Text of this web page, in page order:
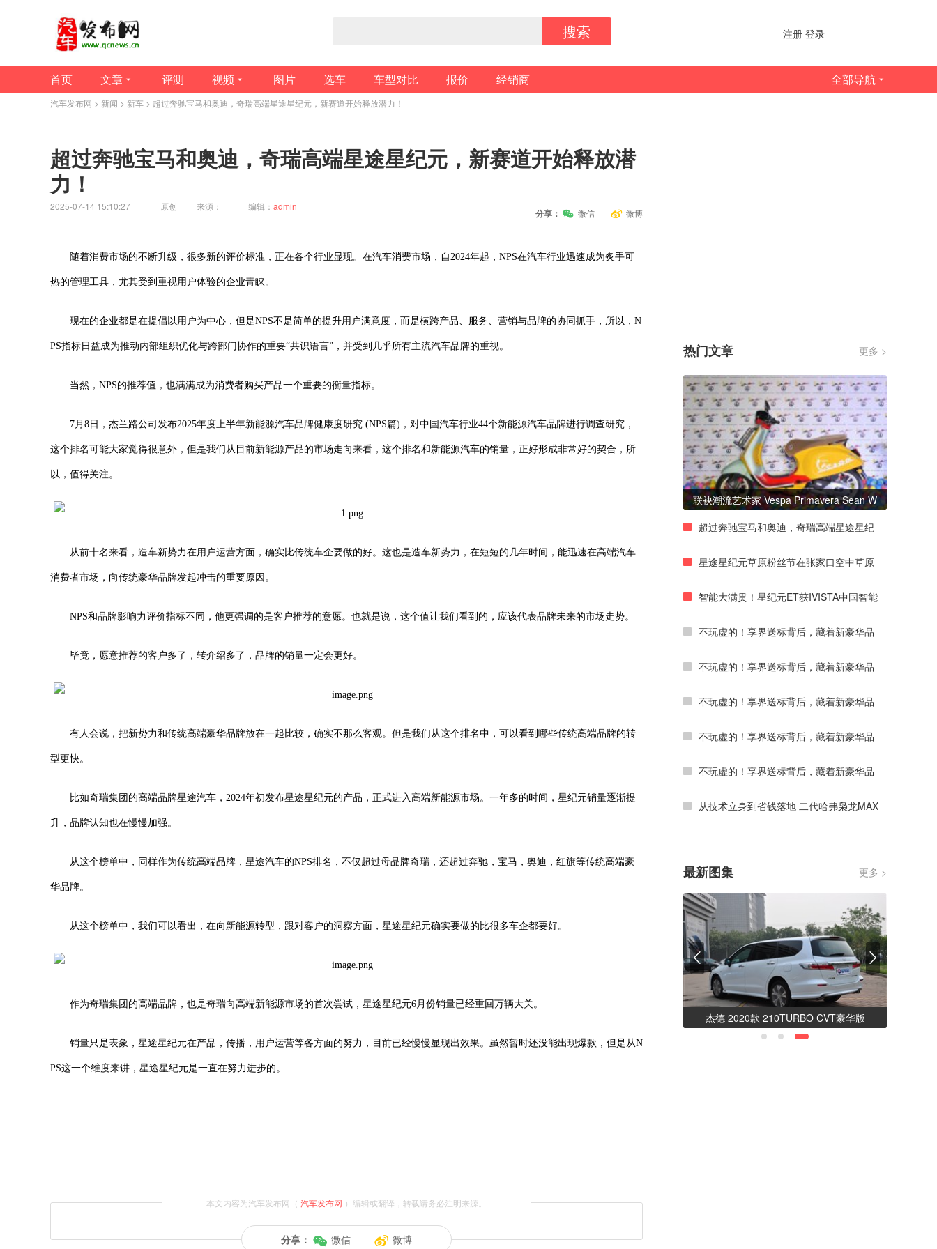
搜索 注册 登录
首页 文章 评测 视频 图片 选车 车型对比 报价 经销商 全部导航
汽车发布网 > 新闻 > 新车 > 超过奔驰宝马和奥迪，奇瑞高端星途星纪元，新赛道开始释放潜力！
超过奔驰宝马和奥迪，奇瑞高端星途星纪元，新赛道开始释放潜
力！
2025-07-14 15:10:27 原创 来源： 编辑： admin
分享： 微信 微博
随着消费市场的不断升级，很多新的评价标准，正在各个行业显现。在汽车消费市场，自2024年起，NPS在汽车行业迅速成为炙手可
热的管理工具，尤其受到重视用户体验的企业青睐。
现在的企业都是在提倡以用户为中心，但是NPS不是简单的提升用户满意度，而是横跨产品、服务、营销与品牌的协同抓手，所以，N
PS指标日益成为推动内部组织优化与跨部门协作的重要“共识语言”，并受到几乎所有主流汽车品牌的重视。
当然，NPS的推荐值，也满满成为消费者购买产品一个重要的衡量指标。
7月8日，杰兰路公司发布2025年度上半年新能源汽车品牌健康度研究 (NPS篇)，对中国汽车行业44个新能源汽车品牌进行调查研究，
这个排名可能大家觉得很意外，但是我们从目前新能源产品的市场走向来看，这个排名和新能源汽车的销量，正好形成非常好的契合，所
以，值得关注。
从前十名来看，造车新势力在用户运营方面，确实比传统车企要做的好。这也是造车新势力，在短短的几年时间，能迅速在高端汽车
消费者市场，向传统豪华品牌发起冲击的重要原因。
NPS和品牌影响力评价指标不同，他更强调的是客户推荐的意愿。也就是说，这个值让我们看到的，应该代表品牌未来的市场走势。
毕竟，愿意推荐的客户多了，转介绍多了，品牌的销量一定会更好。
有人会说，把新势力和传统高端豪华品牌放在一起比较，确实不那么客观。但是我们从这个排名中，可以看到哪些传统高端品牌的转
型更快。
比如奇瑞集团的高端品牌星途汽车，2024年初发布星途星纪元的产品，正式进入高端新能源市场。一年多的时间，星纪元销量逐渐提
升，品牌认知也在慢慢加强。
从这个榜单中，同样作为传统高端品牌，星途汽车的NPS排名，不仅超过母品牌奇瑞，还超过奔驰，宝马，奥迪，红旗等传统高端豪
华品牌。
从这个榜单中，我们可以看出，在向新能源转型，跟对客户的洞察方面，星途星纪元确实要做的比很多车企都要好。
作为奇瑞集团的高端品牌，也是奇瑞向高端新能源市场的首次尝试，星途星纪元6月份销量已经重回万辆大关。
销量只是表象，星途星纪元在产品，传播，用户运营等各方面的努力，目前已经慢慢显现出效果。虽然暂时还没能出现爆款，但是从N
PS这一个维度来讲，星途星纪元是一直在努力进步的。
本文内容为汽车发布网（ 汽车发布网 ）编辑或翻译，转载请务必注明来源。
分享： 微信 微博
热门文章 更多 >
联袂潮流艺术家 Vespa Primavera Sean W
超过奔驰宝马和奥迪，奇瑞高端星途星纪
星途星纪元草原粉丝节在张家口空中草原
智能大满贯！星纪元ET获IVISTA中国智能
不玩虚的！享界送标背后，藏着新豪华品
不玩虚的！享界送标背后，藏着新豪华品
不玩虚的！享界送标背后，藏着新豪华品
不玩虚的！享界送标背后，藏着新豪华品
不玩虚的！享界送标背后，藏着新豪华品
从技术立身到省钱落地 二代哈弗枭龙MAX
最新图集 更多 >
保时捷中国官方网站 - 打破传统 不断创